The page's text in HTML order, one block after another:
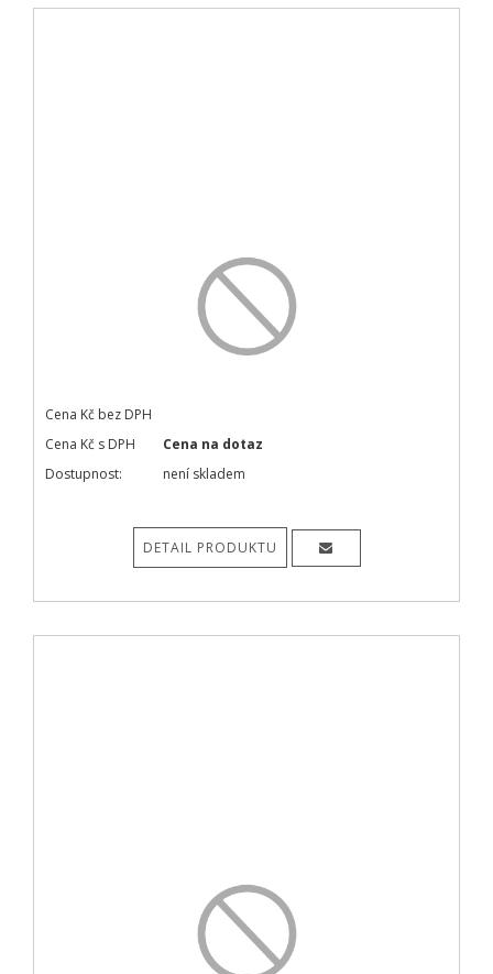
Cena Kč bez DPH
Cena Kč s DPH
Cena na dotaz
Dostupnost:
není skladem
DETAIL PRODUKTU